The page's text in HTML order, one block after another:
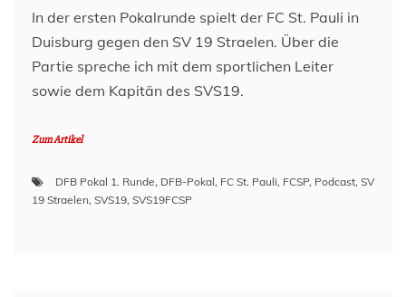
In der ersten Pokalrunde spielt der FC St. Pauli in
Duisburg gegen den SV 19 Straelen. Über die
Partie spreche ich mit dem sportlichen Leiter
sowie dem Kapitän des SVS19.
Zum Artikel
DFB Pokal 1. Runde, DFB-Pokal, FC St. Pauli, FCSP, Podcast, SV
19 Straelen, SVS19, SVS19FCSP